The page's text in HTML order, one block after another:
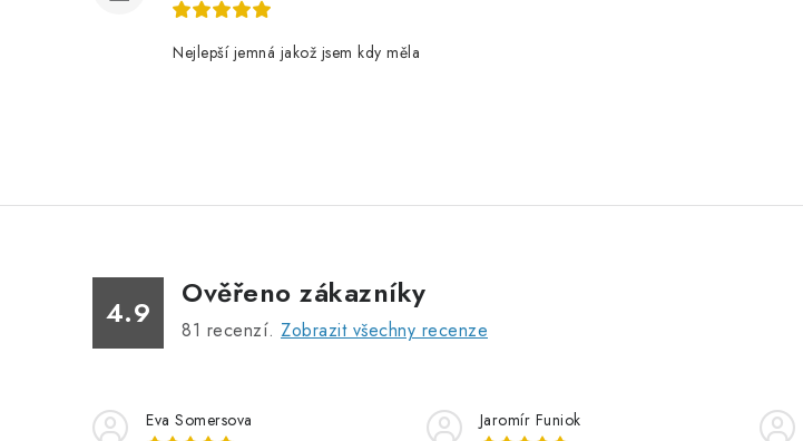
Nejlepší jemná jakož jsem kdy měla
4.9
Ověřeno zákazníky
81 recenzí. Zobrazit všechny recenze
Eva Somersova Jaromír Funiok